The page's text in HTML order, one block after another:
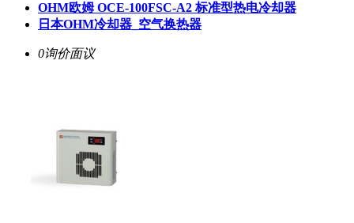
OHM欧姆 OCE-100FSC-A2 标准型热电冷却器
日本OHM冷却器_空气换热器
0询价面议